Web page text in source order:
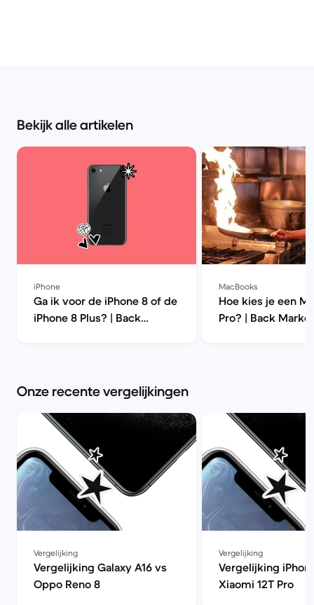
Bekijk alle artikelen
iPhone
Ga ik voor de iPhone 8 of de
iPhone 8 Plus? | Back
MacBooks
Hoe kies je een
Pro? | Back Market
Onze recente vergelijkingen
Vergelijking
Vergelijking Galaxy A16 vs
Oppo Reno 8
Vergelijking
Vergelijking
Xiaomi 12T Pro